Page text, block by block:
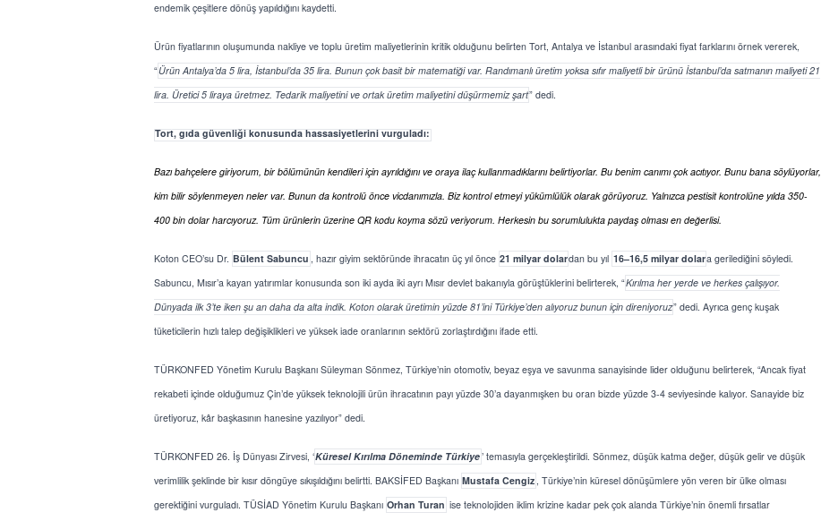
endemik çeşitlere dönüş yapıldığını kaydetti.
Ürün fiyatlarının oluşumunda nakliye ve toplu üretim maliyetlerinin kritik olduğunu belirten Tort, Antalya ve İstanbul arasındaki fiyat farklarını örnek vererek,
“Ürün Antalya’da 5 lira, İstanbul’da 35 lira. Bunun çok basit bir matematiği var. Randımanlı üretim yoksa sıfır maliyetli bir ürünü İstanbul’da satmanın maliyeti 21
lira. Üretici 5 liraya üretmez. Tedarik maliyetini ve ortak üretim maliyetini düşürmemiz şart” dedi.
Tort, gıda güvenliği konusunda hassasiyetlerini vurguladı:
Bazı bahçelere giriyorum, bir bölümünün kendileri için ayrıldığını ve oraya ilaç kullanmadıklarını belirtiyorlar. Bu benim canımı çok acıtıyor. Bunu bana söylüyorlar,
kim bilir söylenmeyen neler var. Bunun da kontrolü önce vicdanımızla. Biz kontrol etmeyi yükümlülük olarak görüyoruz. Yalnızca pestisit kontrolüne yılda 350-
400 bin dolar harcıyoruz. Tüm ürünlerin üzerine QR kodu koyma sözü veriyorum. Herkesin bu sorumlulukta paydaş olması en değerlisi.
Koton CEO’su Dr. Bülent Sabuncu , hazır giyim sektöründe ihracatın üç yıl önce 21 milyar dolardan bu yıl 16–16,5 milyar dolara gerilediğini söyledi.
Sabuncu, Mısır’a kayan yatırımlar konusunda son iki ayda iki ayrı Mısır devlet bakanıyla görüştüklerini belirterek, “Kırılma her yerde ve herkes çalışıyor.
Dünyada ilk 3’te iken şu an daha da alta indik. Koton olarak üretimin yüzde 81’ini Türkiye’den alıyoruz bunun için direniyoruz” dedi. Ayrıca genç kuşak
tüketicilerin hızlı talep değişiklikleri ve yüksek iade oranlarının sektörü zorlaştırdığını ifade etti.
TÜRKONFED Yönetim Kurulu Başkanı Süleyman Sönmez, Türkiye’nin otomotiv, beyaz eşya ve savunma sanayisinde lider olduğunu belirterek, “Ancak fiyat
rekabeti içinde olduğumuz Çin’de yüksek teknolojili ürün ihracatının payı yüzde 30’a dayanmışken bu oran bizde yüzde 3-4 seviyesinde kalıyor. Sanayide biz
üretiyoruz, kâr başkasının hanesine yazılıyor” dedi.
TÜRKONFED 26. İş Dünyası Zirvesi, ‘Küresel Kırılma Döneminde Türkiye’ temasıyla gerçekleştirildi. Sönmez, düşük katma değer, düşük gelir ve düşük
verimlilik şeklinde bir kısır döngüye sıkışıldığını belirtti. BAKSİFED Başkanı Mustafa Cengiz , Türkiye’nin küresel dönüşümlere yön veren bir ülke olması
gerektiğini vurguladı. TÜSİAD Yönetim Kurulu Başkanı Orhan Turan ise teknolojiden iklim krizine kadar pek çok alanda Türkiye’nin önemli fırsatlar